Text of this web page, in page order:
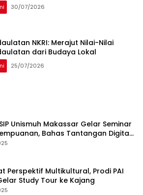
30/07/2026
NKRI: Merajut Nilai-Nilai
dari Budaya Lokal
25/07/2026
Unismuh Makassar Gelar Seminar
Bahas Tantangan Digital
Lokal
Perspektif Multikultural, Prodi PAI
Study Tour ke Kajang